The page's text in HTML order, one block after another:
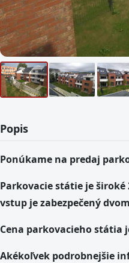
Popis
Ponúkame na predaj
Parkovacie státie je
vstup je zabezpečený
Cena parkovacieho státia
Akékoľvek podrobnejšie